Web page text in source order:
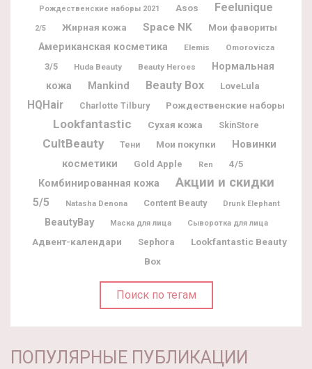
Рождественские наборы 2021 Asos Feelunique
2/5 Жирная кожа Space NK
Мои фавориты
Американская косметика
Elemis Omorovicza
3/5 Huda Beauty Beauty Heroes
Нормальная
кожа
Mankind Beauty Box LoveLula
HQHair Charlotte Tilbury Рождественские наборы
Lookfantastic Сухая кожа SkinStore
CultBeauty Тени Мои покупки
Новинки
косметики
Gold Apple Ren 4/5
Комбинированная кожа Акции и скидки
5/5 Natasha Denona Content Beauty Drunk Elephant
BeautyBay Маска для лица Сыворотка для лица
Адвент-календари Sephora
Lookfantastic Beauty
Box
Поиск по тегам
ПОПУЛЯРНЫЕ ПУБЛИКАЦИИ